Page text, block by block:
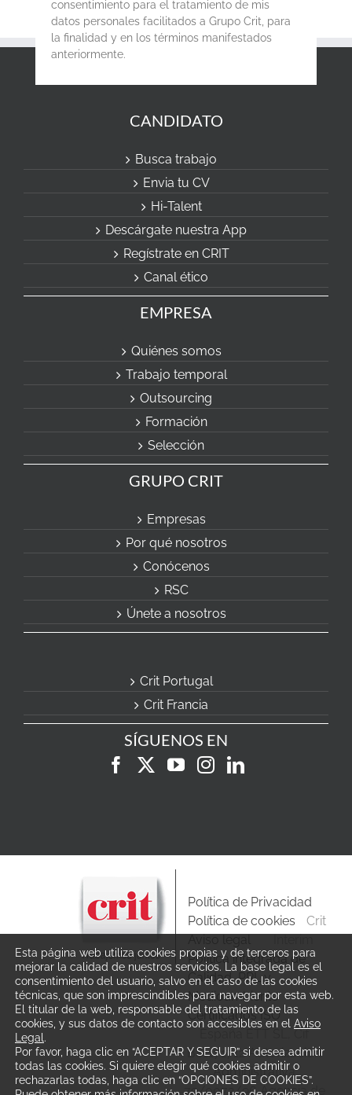
consentimiento para el tratamiento de mis
datos personales facilitados a Grupo Crit, para
la finalidad y en los términos manifestados
anteriormente.
CANDIDATO
Busca trabajo
Envia tu CV
Hi-Talent
Descárgate nuestra App
Regístrate en CRIT
Canal ético
EMPRESA
Quiénes somos
Trabajo temporal
Outsourcing
Formación
Selección
GRUPO CRIT
Empresas
Por qué nosotros
Conócenos
RSC
Únete a nosotros
Crit Portugal
Crit Francia
SÍGUENOS EN
Política de Privacidad
Política de cookies
Política integrada de
Calidad, PRL y
Medioambiente
Certificados ISO
Crit
España ETT SL, Cif
B81171712 Autorización
Administrativa
79/0072/96 Agencia de
Esta página web utiliza cookies propias y de terceros para
mejorar la calidad de nuestros servicios. La base legal es el
consentimiento del usuario, salvo en el caso de las cookies
técnicas, que son imprescindibles para navegar por esta web.
El titular de la web, responsable del tratamiento de las
cookies, y sus datos de contacto son accesibles en el Aviso
Legal .
Por favor, haga clic en “ACEPTAR Y SEGUIR” si desea admitir
todas las cookies. Si quiere elegir qué cookies admitir o
rechazarlas todas, haga clic en “OPCIONES DE COOKIES”.